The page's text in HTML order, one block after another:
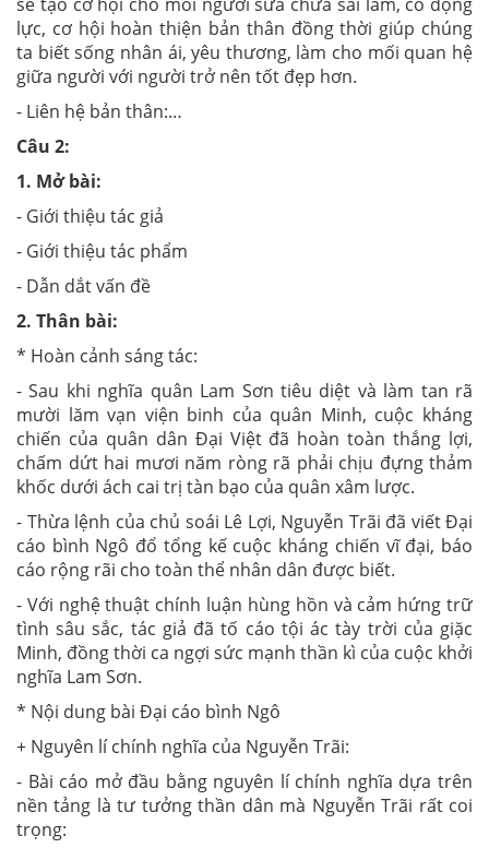
lực, cơ hội hoàn thiện bản thân đồng thời giúp chúng
ta biết sống nhân ái, yêu thương, làm cho mối quan hệ
giữa người với người trở nên tốt đẹp hơn.
- Liên hệ bản thân:…
Câu 2:
1. Mở bài:
- Giới thiệu tác giả
- Giới thiệu tác phẩm
- Dẫn dắt vấn đề
2. Thân bài:
* Hoàn cảnh sáng tác:
- Sau khi nghĩa quân Lam Sơn tiêu diệt và làm tan rã
mười lăm vạn viện binh của quân Minh, cuộc kháng
chiến của quân dân Đại Việt đã hoàn toàn thắng lợi,
chấm dứt hai mươi năm ròng rã phải chịu đựng thảm
khốc dưới ách cai trị tàn bạo của quân xâm lược.
- Thừa lệnh của chủ soái Lê Lợi, Nguyễn Trãi đã viết Đại
cáo bình Ngô đổ tổng kế cuộc kháng chiến vĩ đại, báo
cáo rộng rãi cho toàn thể nhân dân được biết.
- Với nghệ thuật chính luận hùng hồn và cảm hứng trữ
tình sâu sắc, tác giả đã tố cáo tội ác tày trời của giặc
Minh, đồng thời ca ngợi sức mạnh thần kì của cuộc khởi
nghĩa Lam Sơn.
* Nội dung bài Đại cáo bình Ngô
+ Nguyên lí chính nghĩa của Nguyễn Trãi:
- Bài cáo mở đầu bằng nguyên lí chính nghĩa dựa trên
nền tảng là tư tưởng thần dân mà Nguyễn Trãi rất coi
trọng: